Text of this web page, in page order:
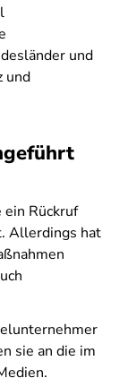
und
und
Rückruf
Allerdings hat
sie an die im